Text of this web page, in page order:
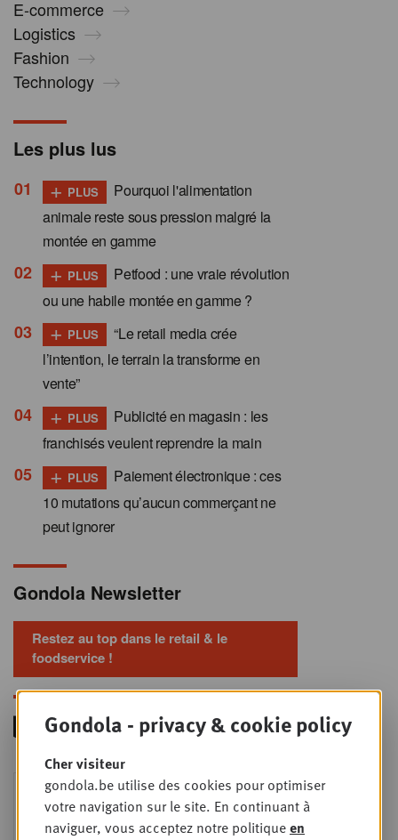
E-commerce
Logistics
Fashion
Technology
Les plus lus
+ PLUS
Pourquoi l'alimentation
animale reste sous pression malgré la
montée en gamme
+ PLUS
Petfood : une vraie révolution
ou une habile montée en gamme ?
+ PLUS
“Le retail media crée
l’intention, le terrain la transforme en
vente”
+ PLUS
Publicité en magasin : les
franchisés veulent reprendre la main
+ PLUS
Paiement électronique : ces
10 mutations qu’aucun commerçant ne
peut ignorer
Gondola Newsletter
Restez au top dans le retail & le
foodservice !
MER
9
SEPT
Foodservice - Joint
business planning
Intro to Negotiation: Succes aan de
Gondola - privacy & cookie policy
Cher visiteur
gondola.be utilise des cookies pour optimiser
votre navigation sur le site. En continuant à
naviguer, vous acceptez notre politiqueen